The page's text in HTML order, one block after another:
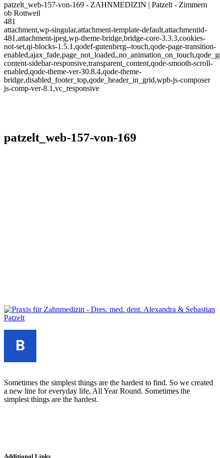
patzelt_web-157-von-169 - ZAHNMEDIZIN | Patzelt - Zimmern
ob Rottweil
481
attachment,wp-singular,attachment-template-default,attachmentid-
481,attachment-jpeg,wp-theme-bridge,bridge-core-3.3.3,cookies-
not-set,qi-blocks-1.5.1,qodef-gutenberg--touch,qode-page-transition-
content-sidebar-responsive,transparent_content,qode-smooth-scroll-
enabled,qode-theme-ver-30.8.4,qode-theme-
bridge,disabled_footer_top,qode_header_in_grid,wpb-js-composer
js-comp-ver-8.1,vc_responsive
patzelt_web-157-von-169
Sometimes the simplest things are the hardest to find. So we created
a new line for everyday life, All Year Round. Sometimes the
simplest things are the hardest.
Additional Links